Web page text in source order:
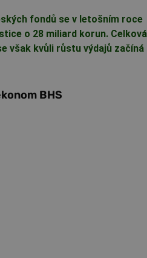
fondů se v letošním roce
o 28 miliard korun. Celková
však kvůli růstu výdajů začíná
BHS